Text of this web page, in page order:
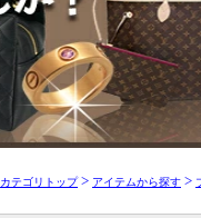
カテゴリトップ> アイテムから探す >